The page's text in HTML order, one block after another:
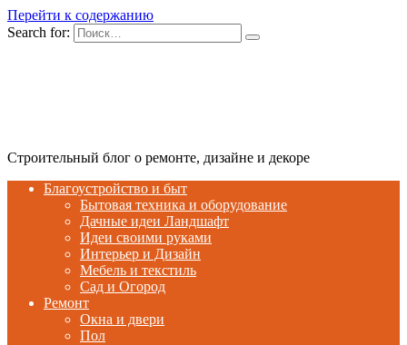
Перейти к содержанию
Search for:
Строительный блог о ремонте, дизайне и декоре
Благоустройство и быт
Бытовая техника и оборудование
Дачные идеи Ландшафт
Идеи своими руками
Интерьер и Дизайн
Мебель и текстиль
Сад и Огород
Ремонт
Окна и двери
Пол